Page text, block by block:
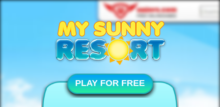
PLAY FOR FREE